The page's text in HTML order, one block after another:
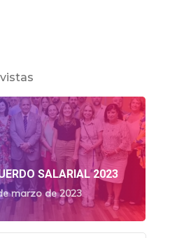
SALARIAL 2023
marzo de 2023